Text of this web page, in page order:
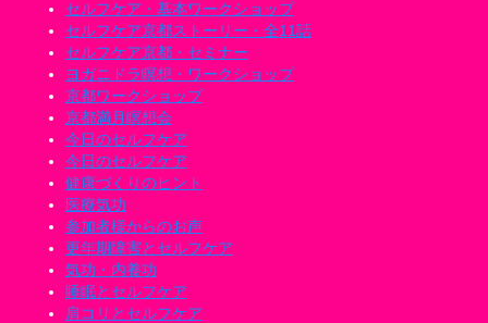
セルフケア・基本ワークショップ
セルフケア京都ストーリー・全11話
セルフケア京都・セミナー
ヨガニドラ瞑想・ワークショップ
京都ワークショップ
京都満月瞑想会
今日のセルフケア
今日のセルフケア
健康づくりのヒント
医療気功
参加者様からのお声
更年期障害とセルフケア
気功・内養功
睡眠とセルフケア
肩コリとセルフケア